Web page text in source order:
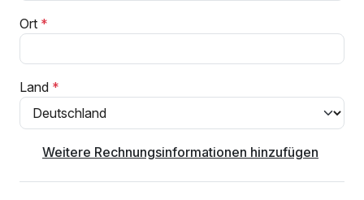
Ort
Land
Weitere Rechnungsinformationen hinzufügen